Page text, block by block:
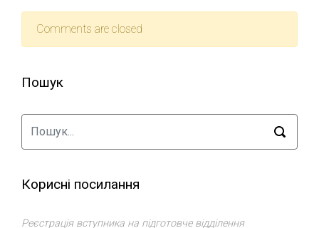
Comments are closed
Пошук
Корисні посилання
Реєстрація вступника на підготовче відділення